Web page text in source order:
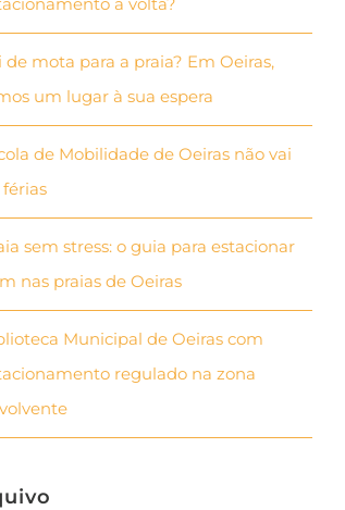
de mota para a praia? Em Oeiras,
um lugar à sua espera
de Mobilidade de Oeiras não vai
sem stress: o guia para estacionar
nas praias de Oeiras
Municipal de Oeiras com
regulado na zona